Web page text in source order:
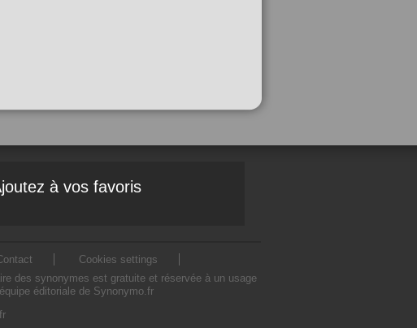
à vos favoris
Cookies settings
des synonymes est gratuite et réservée à un usage
éditoriale de Synonymo.fr